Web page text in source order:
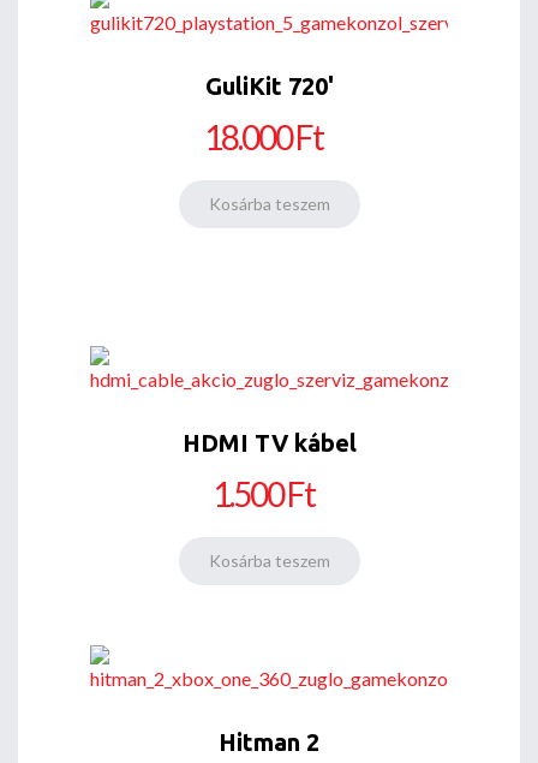
GuliKit 720'
18.000 Ft
HDMI TV kábel
1.500 Ft
Hitman 2